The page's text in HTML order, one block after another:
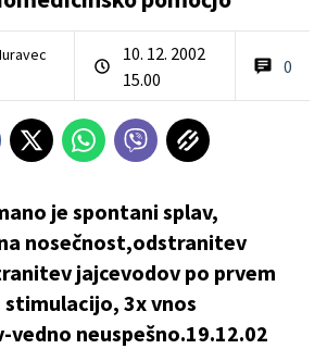
10. 12. 2002
15.00
0
je spontani splav,
nosečnost,odstranitev
jajcevodov po prvem
stimulacijo, 3x vnos
vedno neuspešno.19.12.02